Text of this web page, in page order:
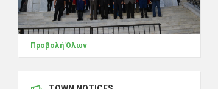
Προβολή Όλων